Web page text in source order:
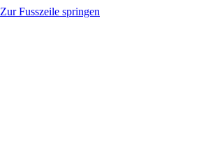
Zur Fusszeile springen